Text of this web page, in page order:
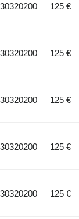
125 €
125 €
125 €
125 €
125 €